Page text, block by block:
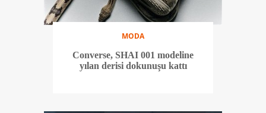
MODA
Converse, SHAI 001 modeline
yılan derisi dokunuşu kattı